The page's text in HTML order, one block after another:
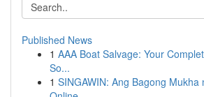
Published News
1 AAA Boat Salvage: Your
So...
1 SINGAWIN: Ang Bagong Mukha